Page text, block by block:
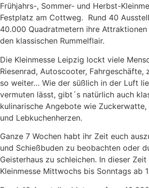
Frühjahrs-, Sommer- und Herbst-
Festplatz am Cottweg. Rund 40
40.000 Quadratmetern ihre
den klassischen Rummelflair.
Die Kleinmesse Leipzig lockt viele
Riesenrad, Autoscooter, Fahrgeschäfte,
so weiter… Wie der süßlich in der Luft
vermuten lässt, gibt´s natürlich auch
kulinarische Angebote wie Zuckerwatte,
und Lebkuchenherzen.
Ganze 7 Wochen habt ihr Zeit euch
und Schießbuden zu beobachten oder
Geisterhaus zu schleichen. In dieser
Kleinmesse Mittwochs bis Sonntags ab